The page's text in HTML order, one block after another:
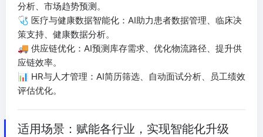
分析、市场趋势预测。
🩺 医疗与健康数据智能化：AI助力患者数据管理、临床决
策支持、健康数据分析。
🚚 供应链优化：AI预测库存需求、优化物流路径、提升供
应链效率。
📊 HR与人才管理：AI简历筛选、自动面试分析、员工绩效
评估优化。
适用场景：赋能各行业，实现智能化升级